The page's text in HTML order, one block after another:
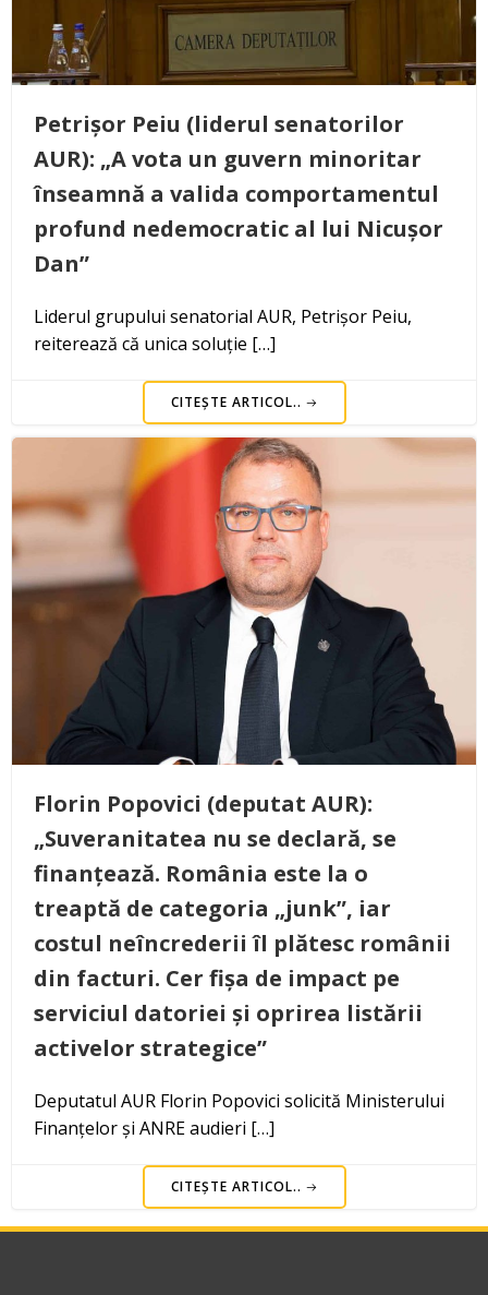
Petrișor Peiu (liderul senatorilor
AUR): „A vota un guvern minoritar
înseamnă a valida comportamentul
profund nedemocratic al lui Nicușor
Dan”
Liderul grupului senatorial AUR, Petrișor Peiu,
reiterează că unica soluție […]
CITEȘTE ARTICOL..
Florin Popovici (deputat AUR):
„Suveranitatea nu se declară, se
finanțează. România este la o
treaptă de categoria „junk”, iar
costul neîncrederii îl plătesc românii
din facturi. Cer fișa de impact pe
serviciul datoriei și oprirea listării
activelor strategice”
Deputatul AUR Florin Popovici solicită Ministerului
Finanțelor și ANRE audieri […]
CITEȘTE ARTICOL..